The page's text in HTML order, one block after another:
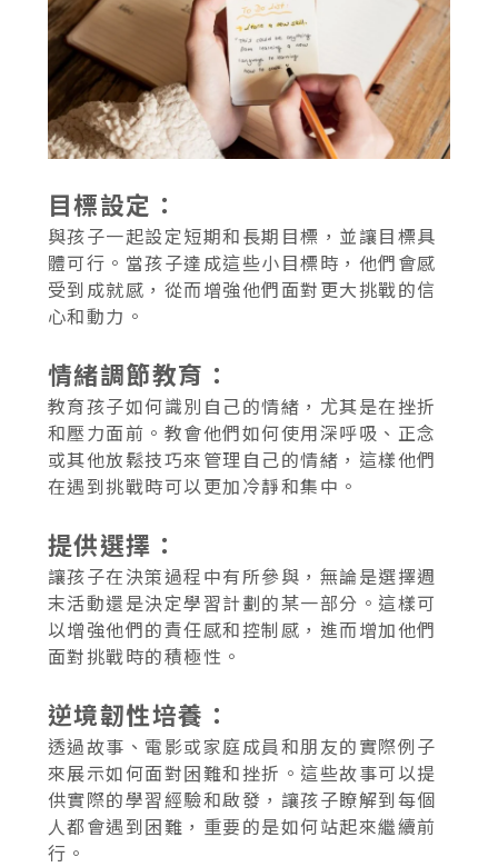
目標設定：
與孩子一起設定短期和長期目標，並讓目標具
體可行。當孩子達成這些小目標時，他們會感
受到成就感，從而增強他們面對更大挑戰的信
心和動力。
情緒調節教育：
教育孩子如何識別自己的情緒，尤其是在挫折
和壓力面前。教會他們如何使用深呼吸、正念
或其他放鬆技巧來管理自己的情緒，這樣他們
在遇到挑戰時可以更加冷靜和集中。
提供選擇：
讓孩子在決策過程中有所參與，無論是選擇週
末活動還是決定學習計劃的某一部分。這樣可
以增強他們的責任感和控制感，進而增加他們
面對挑戰時的積極性。
逆境韌性培養：
透過故事、電影或家庭成員和朋友的實際例子
來展示如何面對困難和挫折。這些故事可以提
供實際的學習經驗和啟發，讓孩子瞭解到每個
人都會遇到困難，重要的是如何站起來繼續前
行。